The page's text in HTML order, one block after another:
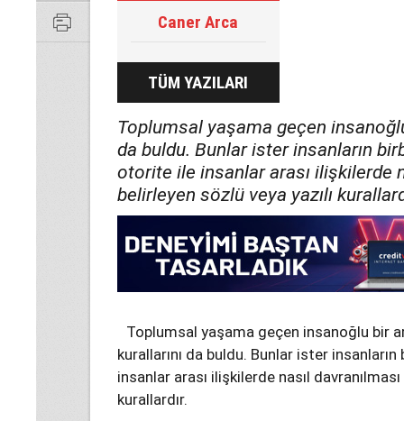
Caner Arca
TÜM YAZILARI
Toplumsal yaşama geçen
da buldu. Bunlar ister insanların
otorite ile insanlar arası ilişkilerde
belirleyen sözlü veya yazılı
Toplumsal yaşama geçen insanoğlu bir
kurallarını da buldu. Bunlar ister
insanlar arası ilişkilerde nasıl
kurallardır.